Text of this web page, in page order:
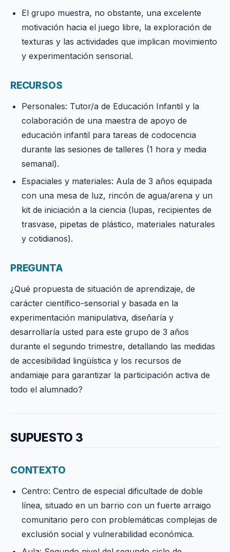
El grupo muestra, no obstante, una excelente
motivación hacia el juego libre, la exploración de
texturas y las actividades que implican movimiento
y experimentación sensorial.
RECURSOS
Personales: Tutor/a de Educación Infantil y la
colaboración de una maestra de apoyo de
educación infantil para tareas de codocencia
durante las sesiones de talleres (1 hora y media
semanal).
Espaciales y materiales: Aula de 3 años equipada
con una mesa de luz, rincón de agua/arena y un
kit de iniciación a la ciencia (lupas, recipientes de
trasvase, pipetas de plástico, materiales naturales
y cotidianos).
PREGUNTA
¿Qué propuesta de situación de aprendizaje, de
carácter científico-sensorial y basada en la
experimentación manipulativa, diseñaría y
desarrollaría usted para este grupo de 3 años
durante el segundo trimestre, detallando las medidas
de accesibilidad lingüística y los recursos de
andamiaje para garantizar la participación activa de
todo el alumnado?
SUPUESTO 3
CONTEXTO
Centro: Centro de especial dificultade de doble
línea, situado en un barrio con un fuerte arraigo
comunitario pero con problemáticas complejas de
exclusión social y vulnerabilidad económica.